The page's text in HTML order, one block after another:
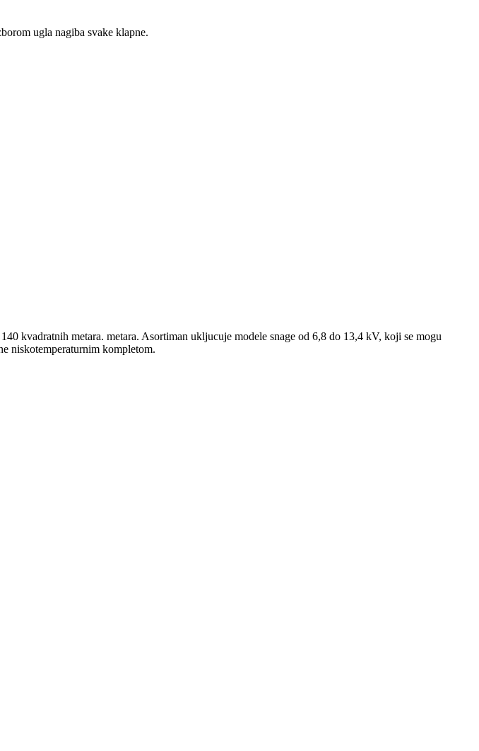
ugla nagiba svake klapne.
kvadratnih metara. metara. Asortiman ukljucuje modele snage od 6,8 do 13,4 kV, koji se mogu
niskotemperaturnim kompletom.